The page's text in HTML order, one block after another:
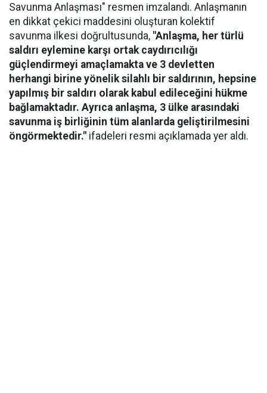
Savunma Anlaşması" resmen imzalandı. Anlaşmanın
en dikkat çekici maddesini oluşturan kolektif
savunma ilkesi doğrultusunda, "Anlaşma, her türlü
saldırı eylemine karşı ortak caydırıcılığı
güçlendirmeyi amaçlamakta ve 3 devletten
herhangi birine yönelik silahlı bir saldırının, hepsine
yapılmış bir saldırı olarak kabul edileceğini hükme
bağlamaktadır. Ayrıca anlaşma, 3 ülke arasındaki
savunma iş birliğinin tüm alanlarda geliştirilmesini
öngörmektedir." ifadeleri resmi açıklamada yer aldı.